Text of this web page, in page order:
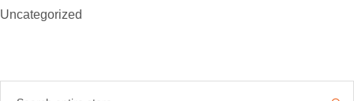
Uncategorized